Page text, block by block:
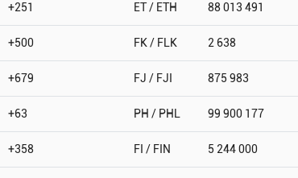
+251 ET / ETH 88 013 491
+500 FK / FLK 2 638
+679 FJ / FJI 875 983
+63 PH / PHL 99 900 177
+358 FI / FIN 5 244 000